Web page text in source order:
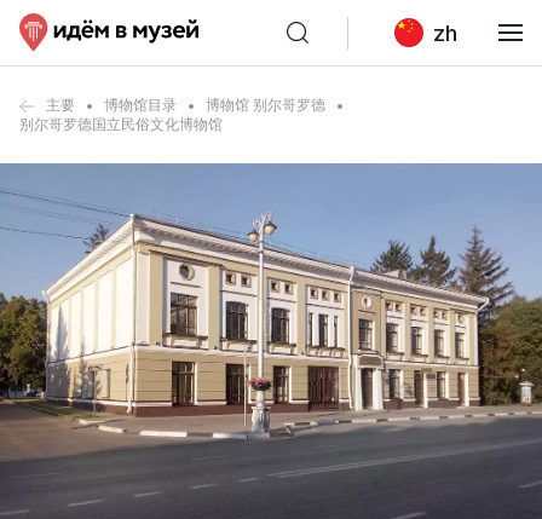
zh
主要 博物馆目录
博物馆 别尔哥罗德
别尔哥罗德国立民俗文化博物馆